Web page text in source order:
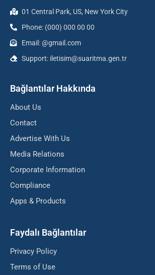
01 Central Park, US, New York City
Phone: (000) 000 00 00
Email: @gmail.com
Support: iletisim@suaritma.gen.tr
Bağlantılar Hakkında
About Us
Contact
Advertise With Us
Media Relations
Corporate Information
Compliance
Apps & Products
Faydalı Bağlantılar
Privacy Policy
Terms of Use